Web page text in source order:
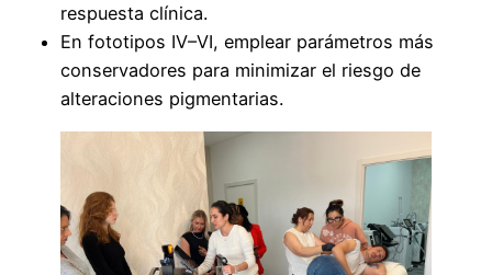
respuesta clínica.
En fototipos IV–VI, emplear parámetros más
conservadores para minimizar el riesgo de
alteraciones pigmentarias.